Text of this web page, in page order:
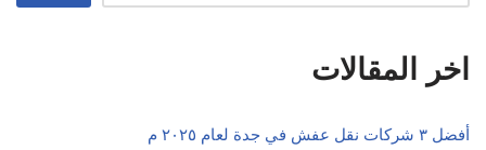
اخر المقالات
أفضل ٣ شركات نقل عفش في جدة لعام ٢٠٢٥ م